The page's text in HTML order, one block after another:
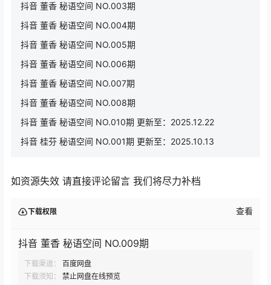
抖音 董香 秘语空间 NO.003期
抖音 董香 秘语空间 NO.004期
抖音 董香 秘语空间 NO.005期
抖音 董香 秘语空间 NO.006期
抖音 董香 秘语空间 NO.007期
抖音 董香 秘语空间 NO.008期
抖音 董香 秘语空间 NO.010期 更新至：2025.12.22
抖音 桂芬 秘语空间 NO.001期 更新至：2025.10.13
如资源失效 请直接评论留言 我们将尽力补档
下载权限 查看
抖音 董香 秘语空间 NO.009期
下载渠道：
百度网盘
下载须知：
禁止网盘在线预览